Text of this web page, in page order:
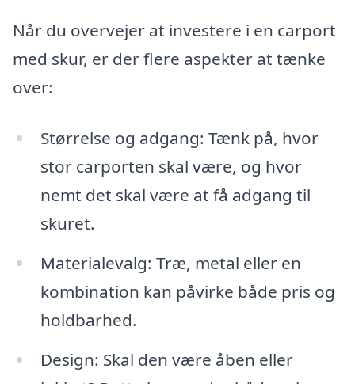
Når du overvejer at investere i en carport
med skur, er der flere aspekter at tænke
over:
Størrelse og adgang: Tænk på, hvor
stor carporten skal være, og hvor
nemt det skal være at få adgang til
skuret.
Materialevalg: Træ, metal eller en
kombination kan påvirke både pris og
holdbarhed.
Design: Skal den være åben eller